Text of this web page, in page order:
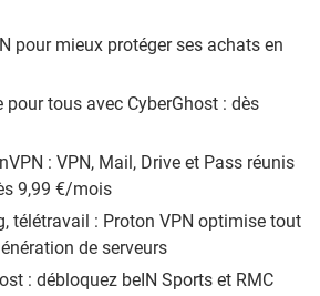
pour mieux protéger ses achats en
pour tous avec CyberGhost : dès
: VPN, Mail, Drive et Pass réunis
9,99 €/mois
télétravail : Proton VPN optimise tout
de serveurs
: débloquez beIN Sports et RMC